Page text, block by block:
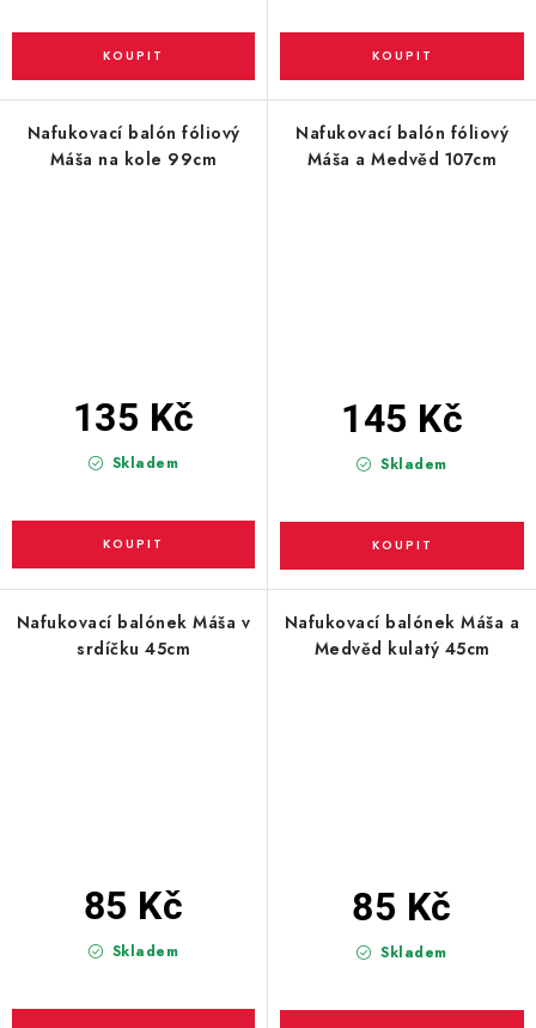
Nafukovací balón fóliový
Máša na kole 99cm
Skladem
135 Kč
Nafukovací balón fóliový
Máša a Medvěd 107cm
Skladem
145 Kč
Nafukovací balónek Máša v
srdíčku 45cm
Skladem
85 Kč
Nafukovací balónek Máša a
Medvěd kulatý 45cm
Skladem
85 Kč